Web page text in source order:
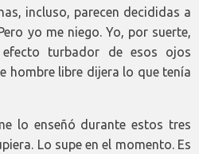
incluso, parecen decididas a
yo me niego. Yo, por suerte,
turbador de esos ojos
hombre libre dijera lo que tenía
lo enseñó durante estos tres
Lo supe en el momento. Es